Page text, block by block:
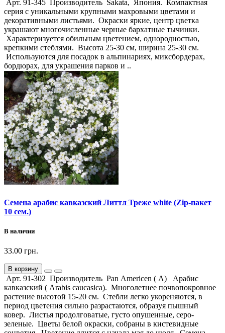
Арт. 91-345 Производитель Sakata, Япония. Компактная
серия с уникальными крупными махровыми цветами и
декоративными листьями. Окраски яркие, центр цветка
украшают многочисленные черные бархатные тычинки.
Характеризуется обильным цветением, однородностью,
крепкими стеблями. Высота 25-30 см, ширина 25-30 см.
Используются для посадок в альпинариях, миксбордерах,
бордюрах, для украшения парков и ..
Семена арабис кавказский Литтл Треже white (Zip-пакет
10 сем.)
В наличии
33.00 грн.
В корзину
Арт. 91-302 Производитель Pan Americen ( А) Арабис
кавказский ( Arabis caucasica). Многолетнее почвопокровное
растение высотой 15-20 см. Стебли легко укореняются, в
период цветения сильно разрастаются, образуя пышный
ковер. Листья продолговатые, густо опушенные, серо-
зеленые. Цветы белой окраски, собраны в кистевидные